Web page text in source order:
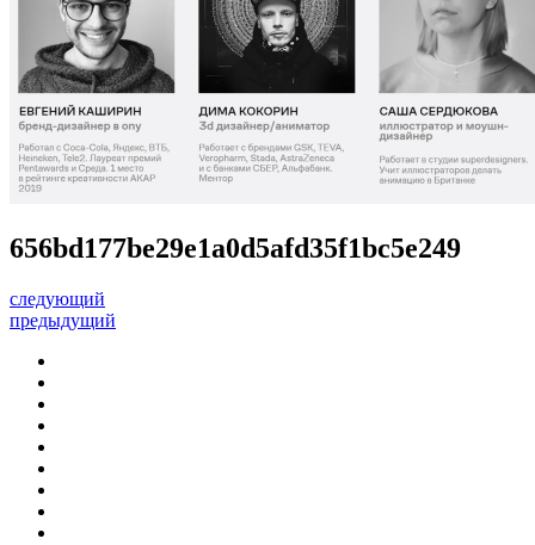
656bd177be29e1a0d5afd35f1bc5e249
следующий
предыдущий